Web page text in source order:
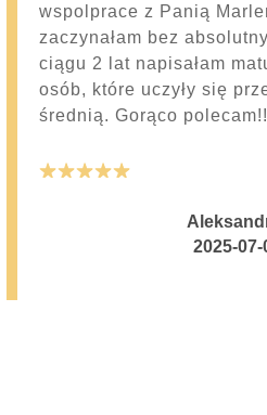
wspolprace z Panią
zaczynałam bez
ciągu 2 lat napisałam
osób, które uczyły się
średnią. Gorąco
2025-07-